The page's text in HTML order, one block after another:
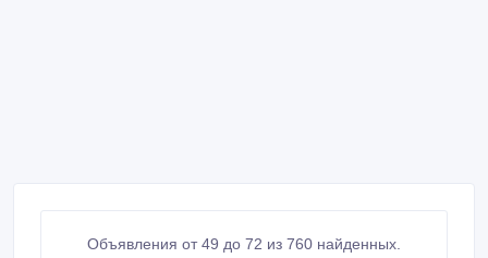
Объявления от 49 до 72 из 760 найденных.